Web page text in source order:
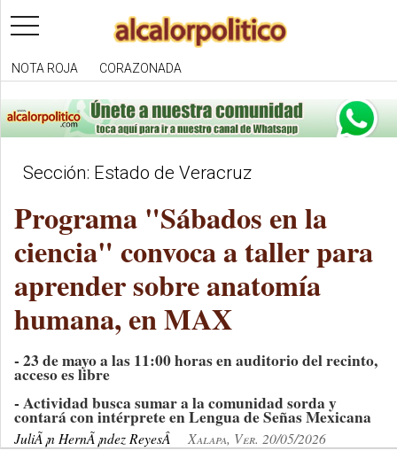
toggle
navigation
NOTA ROJA CORAZONADA
Sección: Estado de Veracruz
Programa "Sábados en la
ciencia" convoca a taller para
aprender sobre anatomía
humana, en MAX
- 23 de mayo a las 11:00 horas en auditorio del recinto,
acceso es libre
- Actividad busca sumar a la comunidad sorda y
contará con intérprete en Lengua de Señas Mexicana
JuliÃ¡n HernÃ¡ndez ReyesÂ Xalapa, Ver. 20/05/2026